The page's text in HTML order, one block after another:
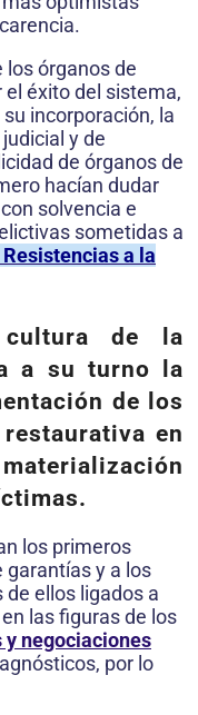
los órganos de
éxito del sistema,
incorporación, la
y de
de órganos de
hacían dudar
solvencia e
sometidas a
a la
de la
a su turno la
de los
en
los primeros
garantías y a los
ellos ligados a
las figuras de los
y negociaciones
por lo